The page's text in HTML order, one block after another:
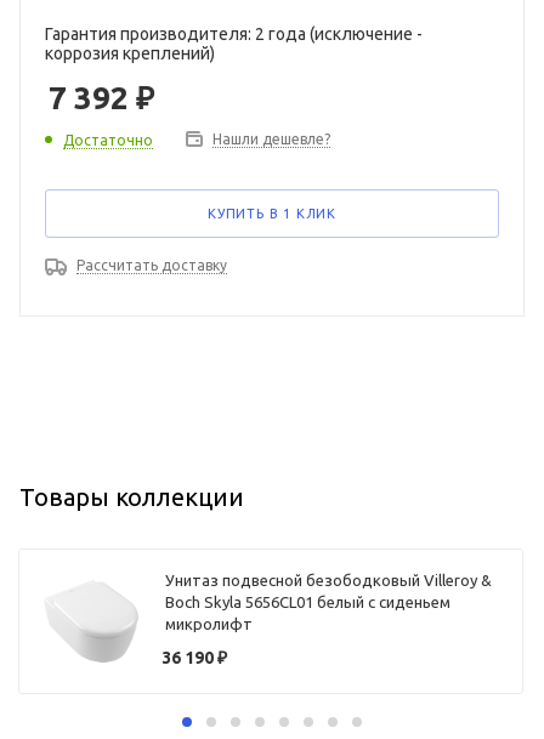
Гарантия производителя: 2 года (исключение -
коррозия креплений)
7 392 ₽
Достаточно Нашли дешевле?
КУПИТЬ В 1 КЛИК
Рассчитать доставку
Товары коллекции
Унитаз подвесной безободковый Villeroy &
Boch Skyla 5656CL01 белый с сиденьем
микролифт
36 190₽